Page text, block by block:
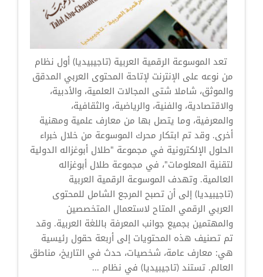
تعد الموسوعة الرقمية العربية (تاجيبيديا) أول نظام
من نوعه على الإنترنت لإتاحة المحتوى العربي المدقق
والموثق، شاملا شتى المجالات العلمية، والأدبية،
والاقتصادية، والفنية، والرياضية، والثقافية،
والمعرفية، وما يتصل بها من معارف علمية ومهنية
أخرى. وقد تم ابتكار محرك الموسوعة من خلال خبراء
الحلول الإلكترونية في مجموعة "طلال أبوغزاله الدولية
لتقنية المعلومات"، في مجموعة طلال أبوغزاله
العالمية. وتهدف الموسوعة الرقمية العربية
(تاجيبيديا) إلى أن تصبح المرجع الشامل للمحتوى
العربي الرقمي المتاح لاستعمال المتخصصين
والمهتمين بجميع جوانب المعرفة باللغة العربية. وقد
تم تصنيف هذه المحتويات إلى أربعة حقول رئيسية
هي: معارف عامة، شخصيات، حدث في التاريخ، مناطق
العالم. تستند (تاجيبيديا) في نظام ...